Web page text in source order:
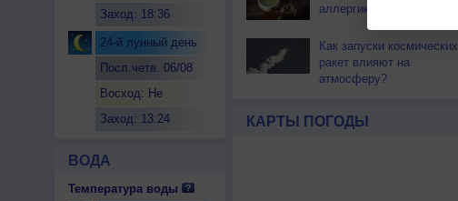
Заход: 18:36
24-й лунный день
Посл.четв. 06/08
Восход: Не
Заход: 13:24
ВОДА
Температура воды
аллергикам
Как запуски космических
ракет влияют на
атмосферу?
КАРТЫ ПОГОДЫ